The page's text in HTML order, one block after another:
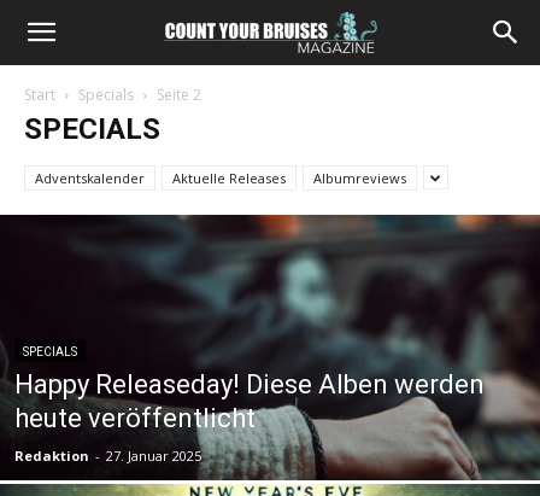
Start Specials Seite 2
SPECIALS
Adventskalender Aktuelle Releases Albumreviews
SPECIALS
Happy Releaseday! Diese Alben werden
heute veröffentlicht
Redaktion - 27. Januar 2025